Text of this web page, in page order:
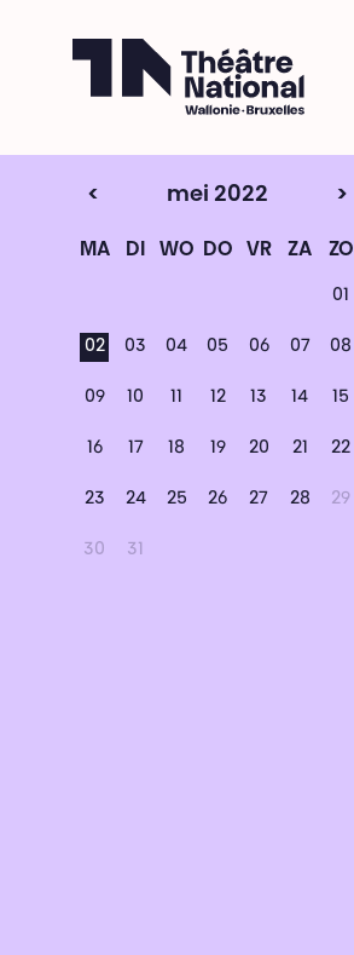
< mei 2022 >
MA DI WO DO VR ZA ZO
01
02 03 04 05 06 07 08
09 10 11 12 13 14 15
16 17 18 19 20 21 22
23 24 25 26 27 28 29
30 31